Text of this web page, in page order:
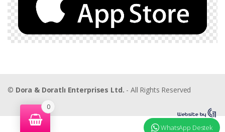
© Dora & Doratlı Enterprises Ltd. - All Rights Reserved
0
WhatsApp Destek